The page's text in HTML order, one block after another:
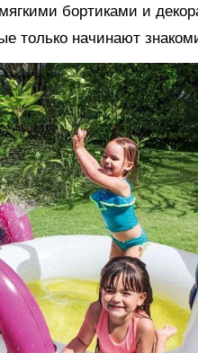
бортиками и
только начинают